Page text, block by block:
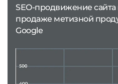
SEO-продвижение
продаже метизной
Google